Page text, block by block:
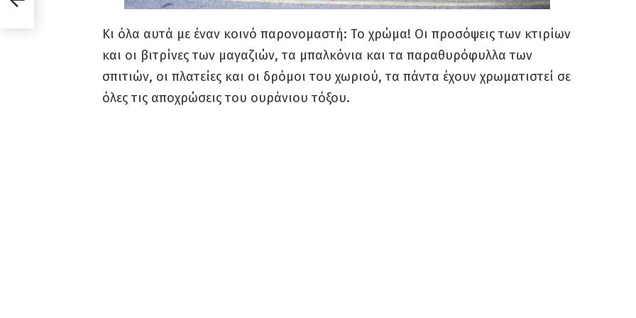
Κι όλα αυτά με έναν κοινό παρονομαστή: Το χρώμα! Οι προσόψεις των κτιρίων
και οι βιτρίνες των μαγαζιών, τα μπαλκόνια και τα παραθυρόφυλλα των
σπιτιών, οι πλατείες και οι δρόμοι του χωριού, τα πάντα έχουν χρωματιστεί σε
όλες τις αποχρώσεις του ουράνιου τόξου.